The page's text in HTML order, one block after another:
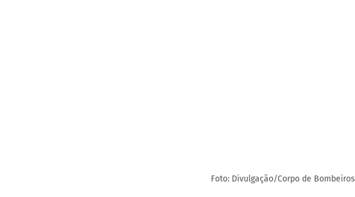
Foto: Divulgação/Corpo de Bombeiros